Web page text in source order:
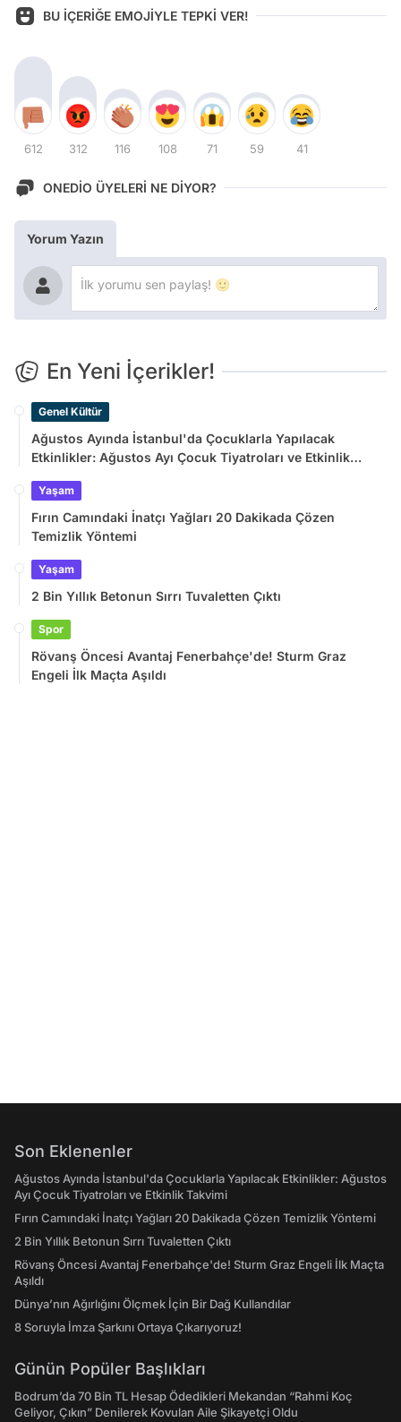
BU İÇERİĞE EMOJİYLE TEPKİ VER!
612 312 116 108 71 59 41
ONEDİO ÜYELERİ NE DİYOR?
Yorum Yazın
En Yeni İçerikler!
Genel Kültür
Ağustos Ayında İstanbul'da Çocuklarla Yapılacak
Etkinlikler: Ağustos Ayı Çocuk Tiyatroları ve Etkinlik
Yaşam
Fırın Camındaki İnatçı Yağları 20 Dakikada Çözen
Temizlik Yöntemi
Yaşam
2 Bin Yıllık Betonun Sırrı Tuvaletten Çıktı
Spor
Rövanş Öncesi Avantaj Fenerbahçe'de! Sturm Graz
Engeli İlk Maçta Aşıldı
Son Eklenenler
Ağustos Ayında İstanbul'da Çocuklarla Yapılacak Etkinlikler: Ağustos
Ayı Çocuk Tiyatroları ve Etkinlik Takvimi
Fırın Camındaki İnatçı Yağları 20 Dakikada Çözen Temizlik Yöntemi
2 Bin Yıllık Betonun Sırrı Tuvaletten Çıktı
Rövanş Öncesi Avantaj Fenerbahçe'de! Sturm Graz Engeli İlk Maçta
Aşıldı
Dünya’nın Ağırlığını Ölçmek İçin Bir Dağ Kullandılar
8 Soruyla İmza Şarkını Ortaya Çıkarıyoruz!
Günün Popüler Başlıkları
Bodrum’da 70 Bin TL Hesap Ödedikleri Mekandan “Rahmi Koç
Geliyor, Çıkın” Denilerek Kovulan Aile Şikayetçi Oldu